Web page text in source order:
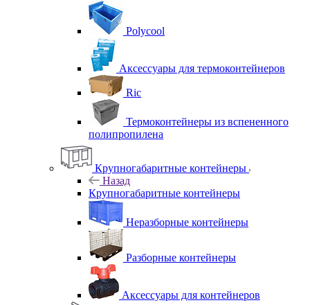
Polycool
Аксессуары для термоконтейнеров
Ric
Термоконтейнеры из вспененного
полипропилена
Крупногабаритные контейнеры
Назад
Крупногабаритные контейнеры
Неразборные контейнеры
Разборные контейнеры
Аксессуары для контейнеров